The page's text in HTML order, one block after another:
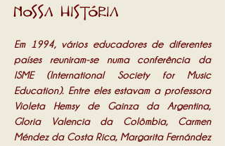
Nossa História
Em 1994, vários educadores de diferentes
países reuniram-se numa conferência da
ISME (International Society for Music
Education). Entre eles estavam a professora
Violeta Hemsy de Gainza da Argentina,
Gloria Valencia da Colômbia, Carmen
Méndez da Costa Rica, Margarita Fernández